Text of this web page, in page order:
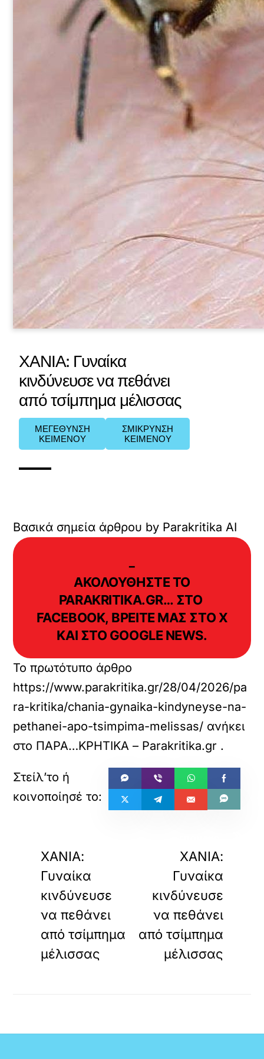
ΧΑΝΙΑ: Γυναίκα
κινδύνευσε να πεθάνει
από τσίμπημα μέλισσας
ΜΕΓΕΘΥΝΣΗ
ΚΕΙΜΕΝΟΥ
ΣΜΙΚΡΥΝΣΗ
ΚΕΙΜΕΝΟΥ
Βασικά σημεία άρθρου by Parakritika AI
−
ΑΚΟΛΟΥΘΗΣΤΕ ΤΟ
PARAKRITIKA.GR… ΣΤΟ
FACEBOOK, ΒΡΕΙΤΕ ΜΑΣ ΣΤΟ Χ
ΚΑΙ ΣΤΟ GOOGLE NEWS.
Το πρωτότυπο άρθρο
https://www.parakritika.gr/28/04/2026/pa
ra-kritika/chania-gynaika-kindyneyse-na-
pethanei-apo-tsimpima-melissas/ ανήκει
στο ΠΑΡΑ…ΚΡΗΤΙΚΑ – Parakritika.gr .
ΧΑΝΙΑ:
Γυναίκα
κινδύνευσε
να πεθάνει
από τσίμπημα
μέλισσας
ΧΑΝΙΑ:
Γυναίκα
κινδύνευσε
να πεθάνει
από τσίμπημα
μέλισσας